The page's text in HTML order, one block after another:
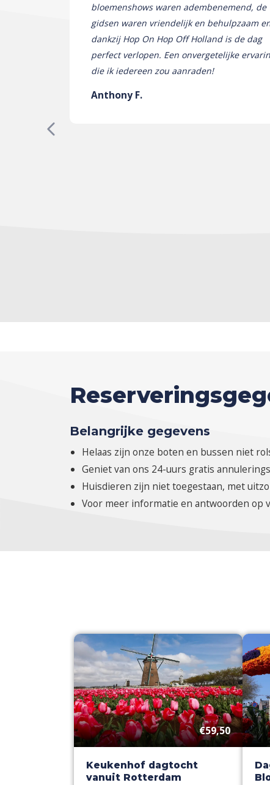
bloemenshows waren adembenemend, de
gidsen waren vriendelijk en behulpzaam
dankzij Hop On Hop Off Holland is de dag
perfect verlopen. Een onvergetelijke
die ik iedereen zou aanraden!
Anthony F.
Belangrijke gegevens
Helaas zijn onze boten en bussen niet
Geniet van ons 24-uurs gratis
Huisdieren zijn niet toegestaan, met
Voor meer informatie en antwoorden op
€59,50
Keukenhof dagtocht
vanuit Rotterdam